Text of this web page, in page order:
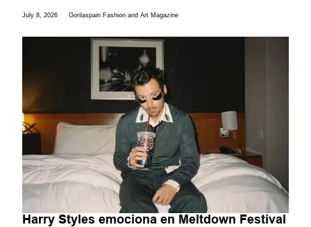
July 8, 2026 Gorilaspain Fashion and Art Magazine
Harry Styles emociona en Meltdown Festival